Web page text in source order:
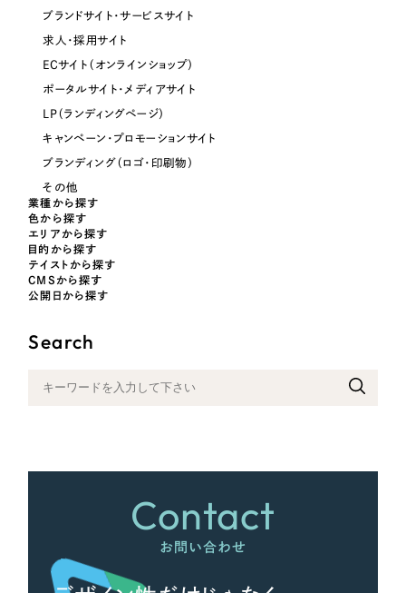
パープル・紫色
ピンク・桃色
ブランドサイト・サービスサイト
求人・採用サイト
ECサイト（オンラインショップ）
ポータルサイト・メディアサイト
LP（ランディングページ）
キャンペーン・プロモーションサイト
ブランディング（ロゴ・印刷物）
その他
業種から探す
色から探す
エリアから探す
目的から探す
テイストから探す
CMSから探す
公開日から探す
Search
Contact
お問い合わせ